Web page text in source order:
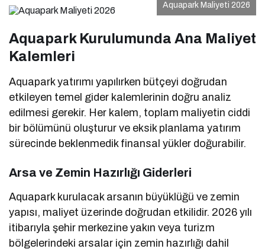
Aquapark Maliyeti 2026
Aquapark Kurulumunda Ana Maliyet
Kalemleri
Aquapark yatırımı yapılırken bütçeyi doğrudan
etkileyen temel gider kalemlerinin doğru analiz
edilmesi gerekir. Her kalem, toplam maliyetin ciddi
bir bölümünü oluşturur ve eksik planlama yatırım
sürecinde beklenmedik finansal yükler doğurabilir.
Arsa ve Zemin Hazırlığı Giderleri
Aquapark kurulacak arsanın büyüklüğü ve zemin
yapısı, maliyet üzerinde doğrudan etkilidir. 2026 yılı
itibarıyla şehir merkezine yakın veya turizm
bölgelerindeki arsalar için zemin hazırlığı dahil